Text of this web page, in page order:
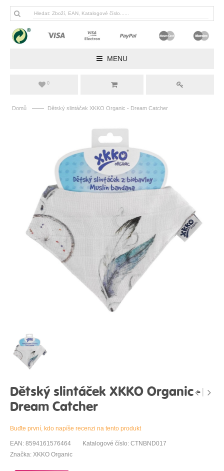
MENU
0
Domů —— Dětský slintáček XKKO Organic - Dream Catcher
Dětský slintáček XKKO Organic -
Dream Catcher
Buďte první, kdo napíše recenzi na tento produkt
EAN: 8594161576464
Katalogové číslo: CTNBND017
Značka: XKKO Organic